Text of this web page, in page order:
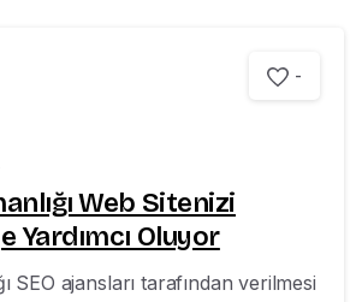
-
Web Sitenizi
Yardımcı Oluyor
SEO ajansları tarafından verilmesi